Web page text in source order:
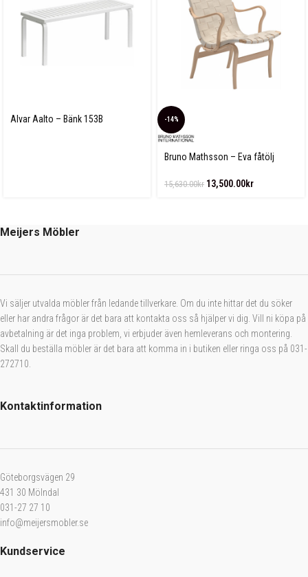
Alvar Aalto – Bänk 153B -14%
Bruno Mathsson – Eva fåtölj
15,630.00kr 13,500.00kr
Meijers Möbler
Vi säljer utvalda möbler från ledande tillverkare. Om du inte hittar det du söker
eller har andra frågor är det bara att kontakta oss så hjälper vi dig. Vill ni köpa på
avbetalning är det inga problem, vi erbjuder även hemleverans och montering.
Skall du beställa möbler är det bara att komma in i butiken eller ringa oss på 031-
272710.
Kontaktinformation
Göteborgsvägen 29
431 30 Mölndal
031-27 27 10
info@meijersmobler.se
Kundservice